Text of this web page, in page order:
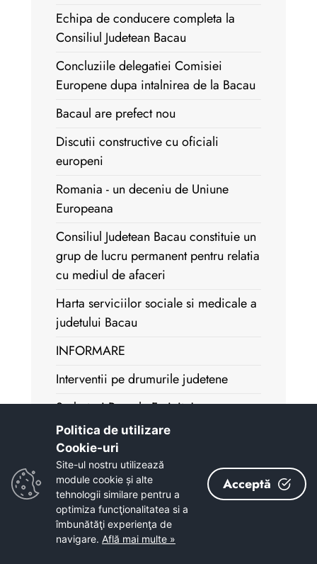
Echipa de conducere completa la
Consiliul Judetean Bacau
Concluziile delegatiei Comisiei
Europene dupa intalnirea de la Bacau
Bacaul are prefect nou
Discutii constructive cu oficiali
europeni
Romania - un deceniu de Uniune
Europeana
Consiliul Judetean Bacau constituie un
grup de lucru permanent pentru relatia
cu mediul de afaceri
Harta serviciilor sociale si medicale a
judetului Bacau
INFORMARE
Interventii pe drumurile judetene
Sarbatori Pascale Fericite!
Ministrul Transporturilor a participat la
o intalnire de lucru in judetul Bacau
Investitiile realizate de Consiliul
Judetean in domeniul sanatatii
continua cu modernizarea unor sectii
de la Spitalul Municipal Sf. Ierarh Dr.
Politica de utilizare
Cookie-uri‎
Site-ul nostru utilizează
module cookie și alte
tehnologii similare pentru a
optimiza funcţionalitatea si a
îmbunătăţi experienţa de
navigare. Află mai multe »
Acceptă